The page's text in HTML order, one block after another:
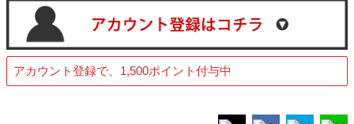
アカウント登録で、1,500ポイント付与中